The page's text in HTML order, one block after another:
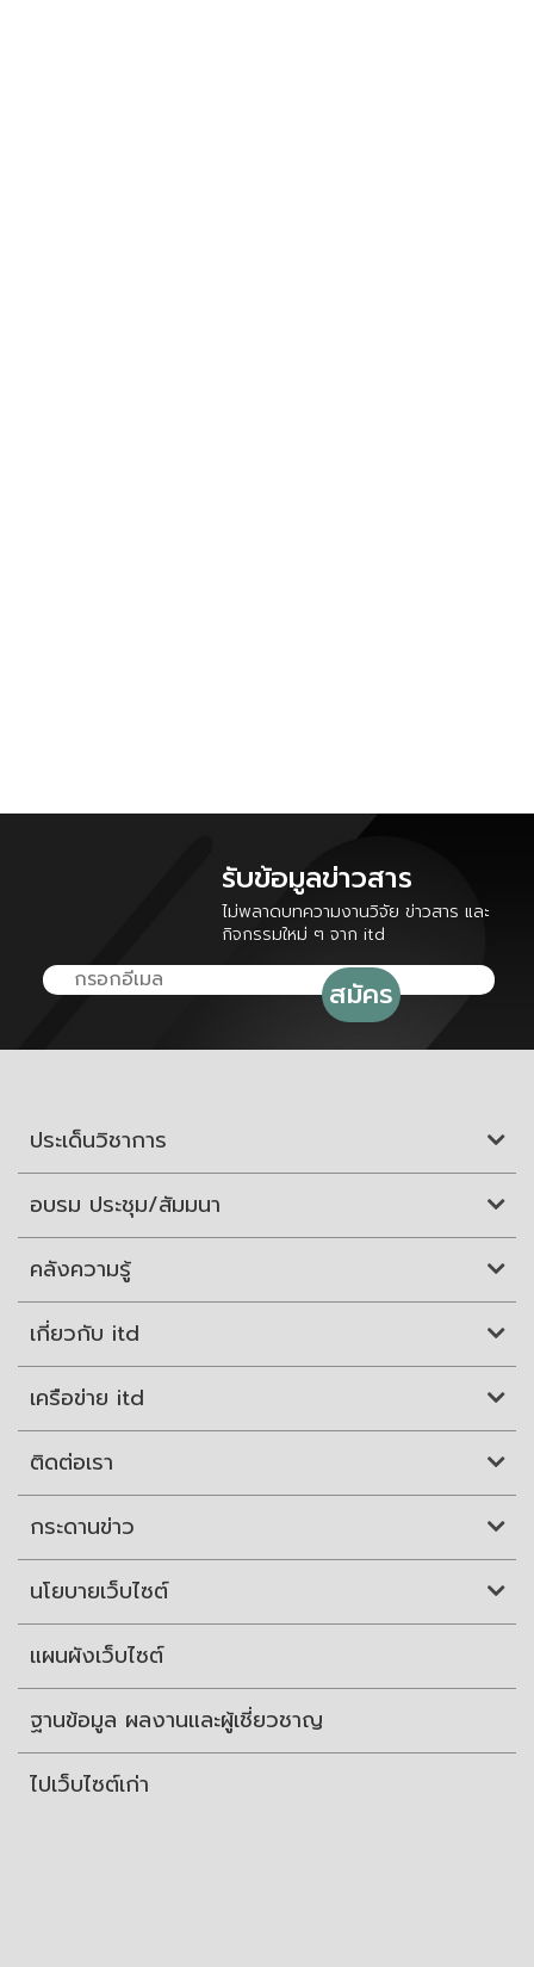
รับข้อมูลข่าวสาร
ไม่พลาดบทความงานวิจัย ข่าวสาร และ
กิจกรรมใหม่ ๆ จาก itd
ประเด็นวิชาการ
อบรม ประชุม/สัมมนา
คลังความรู้
เกี่ยวกับ itd
เครือข่าย itd
ติดต่อเรา
กระดานข่าว
นโยบายเว็บไซต์
แผนผังเว็บไซต์
ฐานข้อมูล ผลงานและผู้เชี่ยวชาญ
ไปเว็บไซต์เก่า